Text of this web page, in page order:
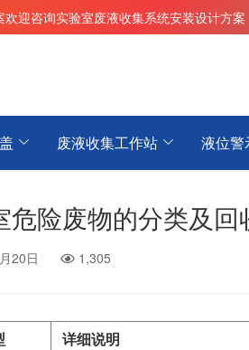
欢迎咨询实验室废液收集系统安装设计方案
废液收集工作站 液位警
危险废物的分类及回
20日 1,305
详细说明